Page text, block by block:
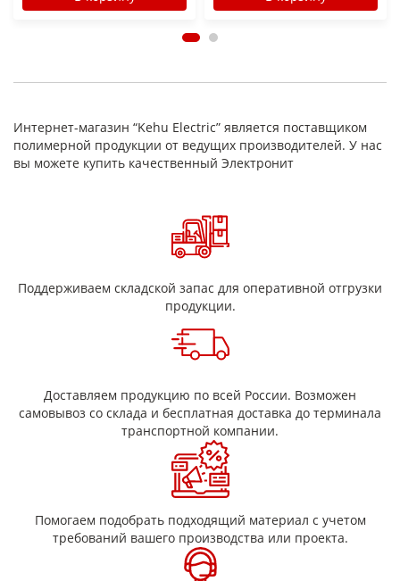
Интернет-магазин “Kehu Electric” является поставщиком
полимерной продукции от ведущих производителей. У нас
вы можете купить качественный Электронит
Поддерживаем складской запас для оперативной отгрузки
продукции.
Доставляем продукцию по всей России. Возможен
самовывоз со склада и бесплатная доставка до терминала
транспортной компании.
Помогаем подобрать подходящий материал с учетом
требований вашего производства или проекта.